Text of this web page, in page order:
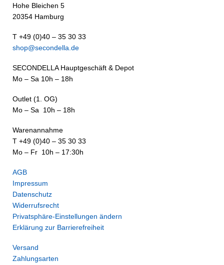
Hohe Bleichen 5
20354 Hamburg
T +49 (0)40 – 35 30 33
shop@secondella.de
SECONDELLA Hauptgeschäft & Depot
Mo – Sa 10h – 18h
Outlet (1. OG)
Mo – Sa 10h – 18h
Warenannahme
T +49 (0)40 – 35 30 33
Mo – Fr 10h – 17:30h
AGB
Impressum
Datenschutz
Widerrufsrecht
Privatsphäre-Einstellungen ändern
Erklärung zur Barrierefreiheit
Versand
Zahlungsarten